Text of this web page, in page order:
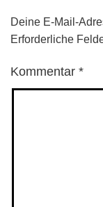
Deine E-Mail-
Erforderliche
Kommentar *